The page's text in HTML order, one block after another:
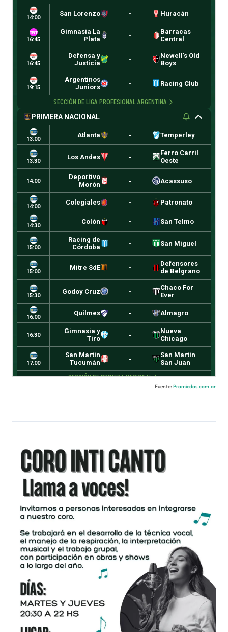
Fuente: Promiedos.com.ar